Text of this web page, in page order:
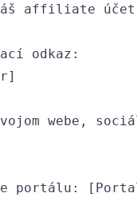
affiliate
odkaz:
webe,
portálu: